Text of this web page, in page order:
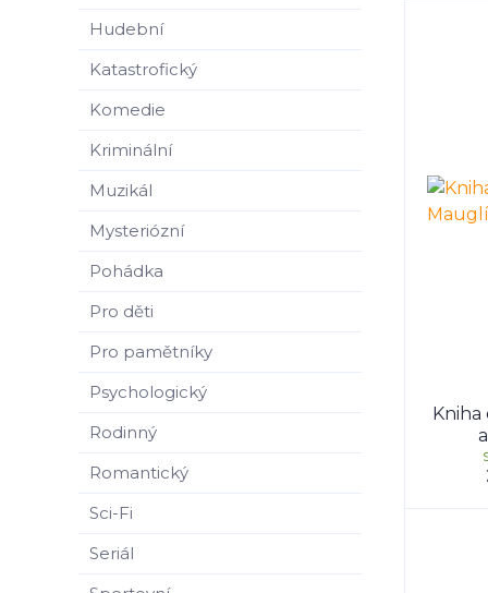
Hudební
Katastrofický
Komedie
Kriminální
Muzikál
Mysteriózní
Pohádka
Pro děti
Pro pamětníky
Psychologický
Rodinný
Romantický
Sci-Fi
Seriál